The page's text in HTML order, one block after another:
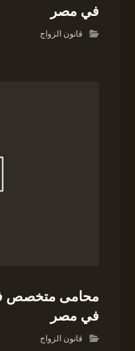
في مصر
قانون الزواج
محامى متخصص
في مصر
قانون الزواج